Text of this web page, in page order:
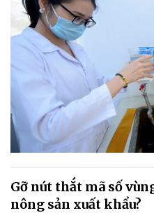
Gỡ nút thắt mã số
nông sản xuất khẩu?